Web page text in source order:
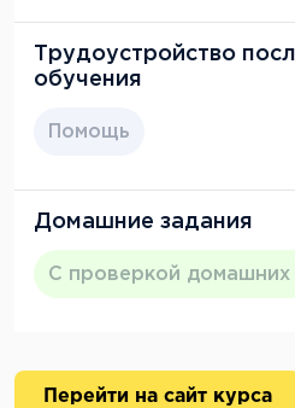
Трудоустройство
обучения
Помощь
Домашние задания
С проверкой домашних
Перейти на сайт курса